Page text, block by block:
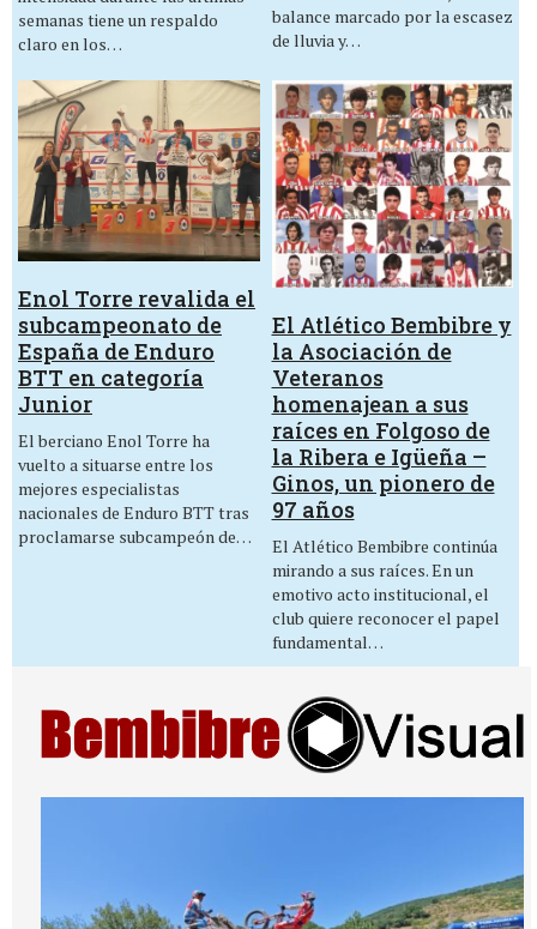
semanas tiene un respaldo
claro en los…
balance marcado por la escasez
de lluvia y…
Enol Torre revalida el
subcampeonato de
España de Enduro
BTT en categoría
Junior
El berciano Enol Torre ha
vuelto a situarse entre los
mejores especialistas
nacionales de Enduro BTT tras
proclamarse subcampeón de…
El Atlético Bembibre y
la Asociación de
Veteranos
homenajean a sus
raíces en Folgoso de
la Ribera e Igüeña –
Ginos, un pionero de
97 años
El Atlético Bembibre continúa
mirando a sus raíces. En un
emotivo acto institucional, el
club quiere reconocer el papel
fundamental…